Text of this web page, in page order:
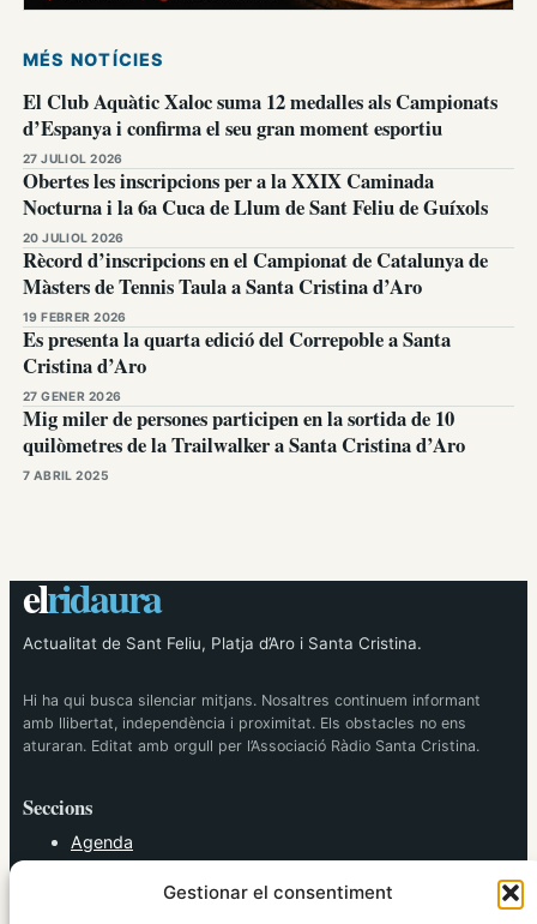
Gestionar el consentiment
MÉS NOTÍCIES
El Club Aquàtic Xaloc suma 12 medalles als Campionats
d’Espanya i confirma el seu gran moment esportiu
27 JULIOL 2026
Obertes les inscripcions per a la XXIX Caminada
Nocturna i la 6a Cuca de Llum de Sant Feliu de Guíxols
20 JULIOL 2026
Rècord d’inscripcions en el Campionat de Catalunya de
Màsters de Tennis Taula a Santa Cristina d’Aro
19 FEBRER 2026
Es presenta la quarta edició del Correpoble a Santa
Cristina d’Aro
27 GENER 2026
Mig miler de persones participen en la sortida de 10
quilòmetres de la Trailwalker a Santa Cristina d’Aro
7 ABRIL 2025
elridaura
Actualitat de Sant Feliu, Platja d’Aro i Santa Cristina.
Hi ha qui busca silenciar mitjans. Nosaltres continuem informant
amb llibertat, independència i proximitat. Els obstacles no ens
aturaran. Editat amb orgull per l’Associació Ràdio Santa Cristina.
Seccions
Agenda